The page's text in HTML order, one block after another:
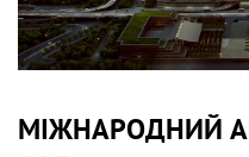
МІЖНАРОДНИЙ